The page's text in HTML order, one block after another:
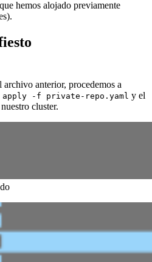
hemos alojado previamente
archivo anterior, procedemos a
apply -f private-repo.yaml y el
cluster.